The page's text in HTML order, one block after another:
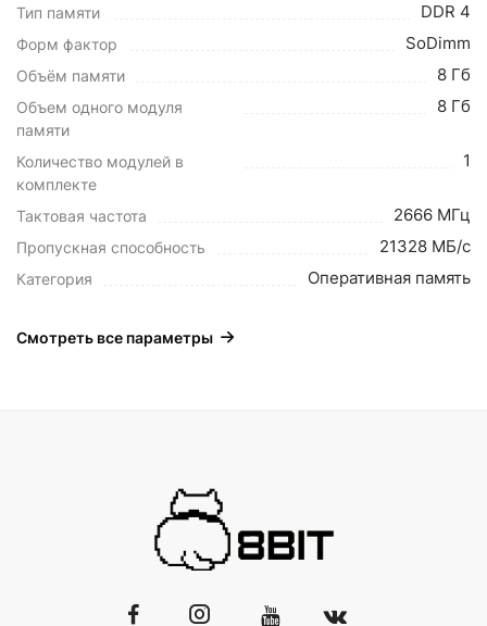
Тип памяти DDR 4
Форм фактор SoDimm
Объём памяти 8 Гб
Объем одного модуля
памяти
8 Гб
Количество модулей в
комплекте
1
Тактовая частота 2666 МГц
Пропускная способность 21328 МБ/с
Категория Оперативная память
Смотреть все параметры